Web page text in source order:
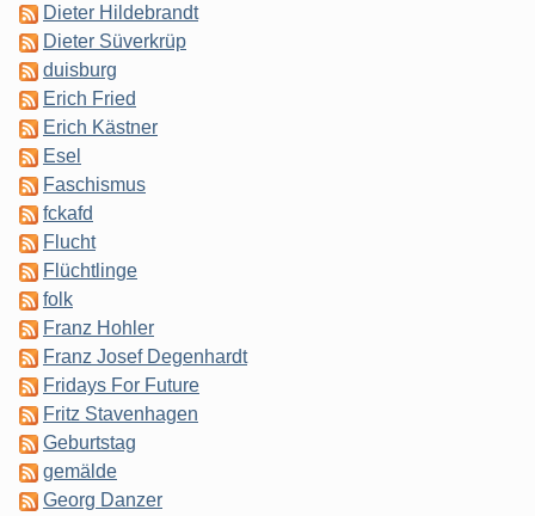
Dieter Hildebrandt
Dieter Süverkrüp
duisburg
Erich Fried
Erich Kästner
Esel
Faschismus
fckafd
Flucht
Flüchtlinge
folk
Franz Hohler
Franz Josef Degenhardt
Fridays For Future
Fritz Stavenhagen
Geburtstag
gemälde
Georg Danzer